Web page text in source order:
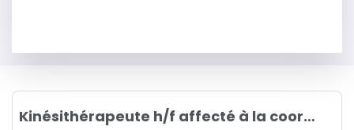
Kinésithérapeute h/f affecté à la coordination médicale du PAMA